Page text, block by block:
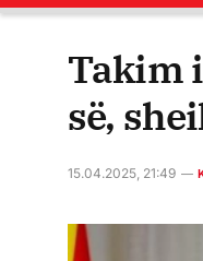
Takim
së,
15.04.2025, 21:49